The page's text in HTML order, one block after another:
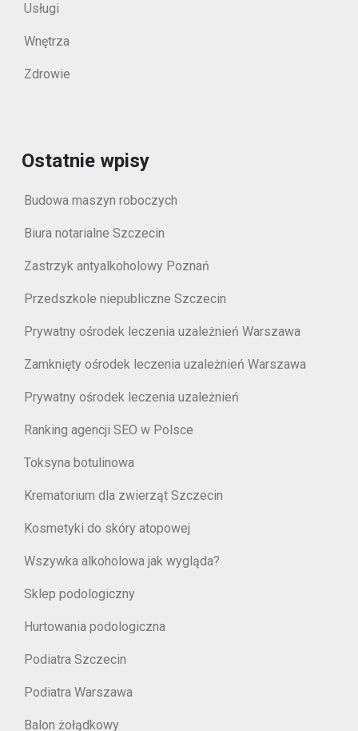
Usługi
Wnętrza
Zdrowie
Ostatnie wpisy
Budowa maszyn roboczych
Biura notarialne Szczecin
Zastrzyk antyalkoholowy Poznań
Przedszkole niepubliczne Szczecin
Prywatny ośrodek leczenia uzależnień Warszawa
Zamknięty ośrodek leczenia uzależnień Warszawa
Prywatny ośrodek leczenia uzależnień
Ranking agencji SEO w Polsce
Toksyna botulinowa
Krematorium dla zwierząt Szczecin
Kosmetyki do skóry atopowej
Wszywka alkoholowa jak wygląda?
Sklep podologiczny
Hurtowania podologiczna
Podiatra Szczecin
Podiatra Warszawa
Balon żołądkowy